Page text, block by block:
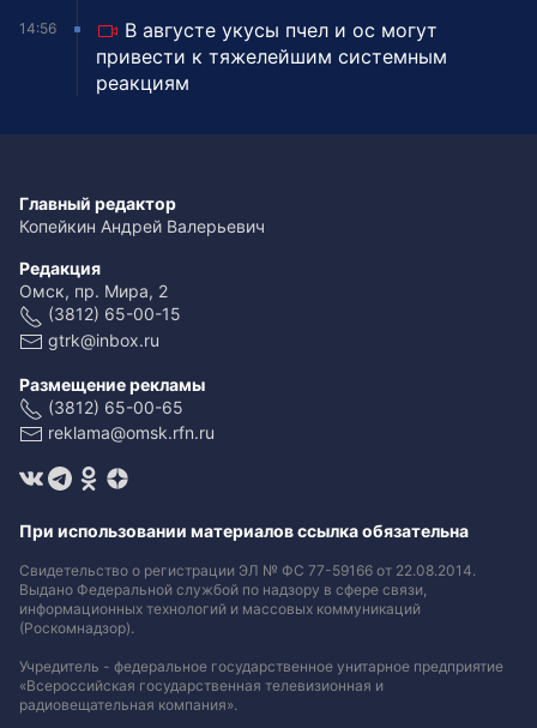
14:56
В августе укусы пчел и ос могут
привести к тяжелейшим системным
реакциям
Главный редактор
Копейкин Андрей Валерьевич
Редакция
Омск, пр. Мира, 2
(3812) 65-00-15
gtrk@inbox.ru
Размещение рекламы
(3812) 65-00-65
reklama@omsk.rfn.ru
При использовании материалов ссылка обязательна
Свидетельство о регистрации ЭЛ № ФС 77-59166 от 22.08.2014.
Выдано Федеральной службой по надзору в сфере связи,
информационных технологий и массовых коммуникаций
(Роскомнадзор).
Учредитель - федеральное государственное унитарное предприятие
«Всероссийская государственная телевизионная и
радиовещательная компания».